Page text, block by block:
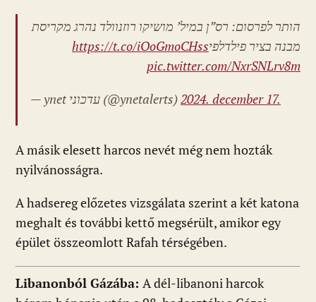
הותר לפרסום: רס”ן במיל’ מושיקו רוזנוולד נהרג מקריסת
מבנה בציר פילדלפיhttps://t.co/iOoGmoCHss
pic.twitter.com/NxrSNLrv8m
— ynet עדכוני (@ynetalerts)2024. december 17.
A másik elesett harcos nevét még nem hozták
nyilvánosságra.
A hadsereg előzetes vizsgálata szerint a két katona
meghalt és további kettő megsérült, amikor egy
épület összeomlott Rafah térségében.
Libanonból Gázába: A dél-libanoni harcok